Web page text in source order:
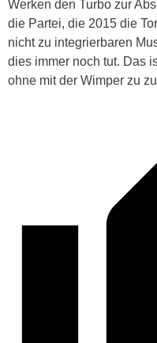
Werken den Turbo zur
die Partei, die 2015 die
nicht zu integrierbaren
dies immer noch tut. Das
ohne mit der Wimper zu